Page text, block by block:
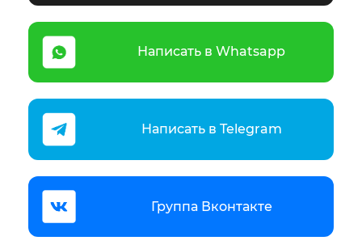
Написать в Whatsapp
Написать в Telegram
Группа Вконтакте